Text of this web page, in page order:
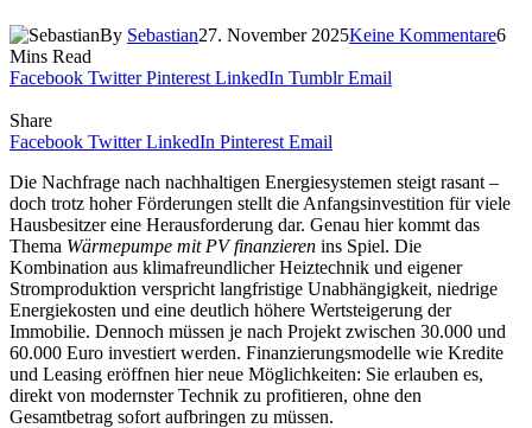
By Sebastian27. November 2025Keine Kommentare6
Mins Read
Facebook Twitter Pinterest LinkedIn Tumblr Email
Share
Facebook Twitter LinkedIn Pinterest Email
Die Nachfrage nach nachhaltigen Energiesystemen steigt rasant –
doch trotz hoher Förderungen stellt die Anfangsinvestition für viele
Hausbesitzer eine Herausforderung dar. Genau hier kommt das
Thema Wärmepumpe mit PV finanzieren ins Spiel. Die
Kombination aus klimafreundlicher Heiztechnik und eigener
Stromproduktion verspricht langfristige Unabhängigkeit, niedrige
Energiekosten und eine deutlich höhere Wertsteigerung der
Immobilie. Dennoch müssen je nach Projekt zwischen 30.000 und
60.000 Euro investiert werden. Finanzierungsmodelle wie Kredite
und Leasing eröffnen hier neue Möglichkeiten: Sie erlauben es,
direkt von modernster Technik zu profitieren, ohne den
Gesamtbetrag sofort aufbringen zu müssen.